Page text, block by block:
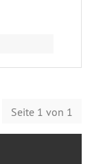
Seite 1 von 1